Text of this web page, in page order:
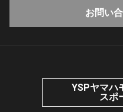
お問い
YSPヤマハ
スポ